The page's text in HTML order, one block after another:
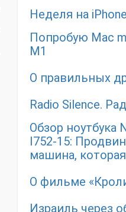
Неделя на
Попробую Mac
M1
О правильных
Radio Silence.
Обзор ноутбука
I752-15:
машина,
О фильме
Израиль через